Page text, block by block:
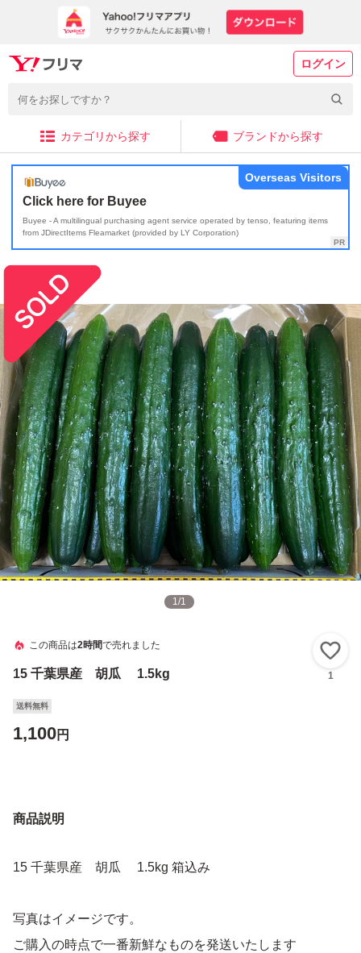
ログイン
カテゴリから探す ブランドから探す
Click here for Buyee
Buyee - A multilingual purchasing agent service operated by tenso, featuring items
from JDirectItems Fleamarket (provided by LY Corporation)
Overseas Visitors
1/1
この商品は2時間で売れました
15 千葉県産 胡瓜 1.5kg 1
送料無料
1,100円
商品説明
15 千葉県産 胡瓜 1.5kg 箱込み
写真はイメージです。
ご購入の時点で一番新鮮なものを発送いたします